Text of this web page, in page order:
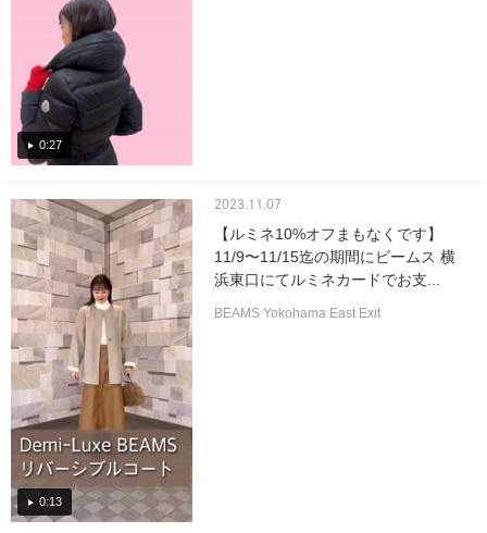
0:27
0:13
2023.11.07
【ルミネ10%オフまもなくです】
11/9〜11/15迄の期間にビームス 横
浜東口にてルミネカードでお支...
BEAMS Yokohama East Exit